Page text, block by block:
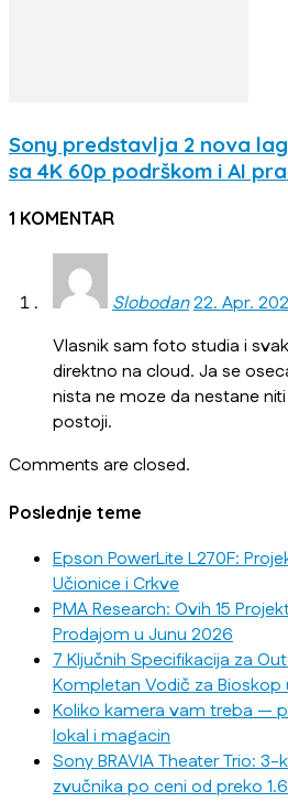
Sony predstavlja 2 nova
sa 4K 60p podrškom i AI
1 KOMENTAR
Slobodan22. Apr.
Vlasnik sam foto studia i
direktno na cloud. Ja se
nista ne moze da nestane
postoji.
Comments are closed.
Poslednje teme
Epson PowerLite L270F:
Učionice i Crkve
PMA Research: Ovih 15
Prodajom u Junu 2026
7 Ključnih Specifikacija za
Kompletan Vodič za Bioskop
Koliko kamera vam treba —
lokal i magacin
Sony BRAVIA Theater Trio:
zvučnika po ceni od preko